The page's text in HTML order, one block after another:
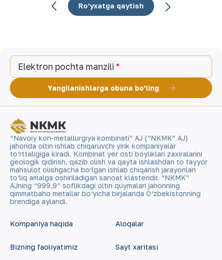
Ro‘yxatga qaytish
Elektron pochta manzili
Yangilanishlarga obuna bo'ling
“Navoiy kon-metallurgiya kombinati” AJ (“NKMK” AJ)
jahonda oltin ishlab chiqaruvchi yirik kompaniyalar
to‘rttaligiga kiradi. Kombinat yer osti boyliklari zaxiralarini
geologik qidirish, qazib olish va qayta ishlashdan to tayyor
mahsulot olishgacha bo‘lgan ishlab chiqarish jarayonlari
to‘liq amalga oshiriladigan sanoat klasteridir. “NKMK”
AJning “999,9” soflikdagi oltin quymalari jahonning
qimmatbaho metallar bo‘yicha birjalarida O‘zbekistonning
brendiga aylandi.
Kompaniya haqida
Bizning faoliyatimiz
Aloqalar
Sayt xaritasi